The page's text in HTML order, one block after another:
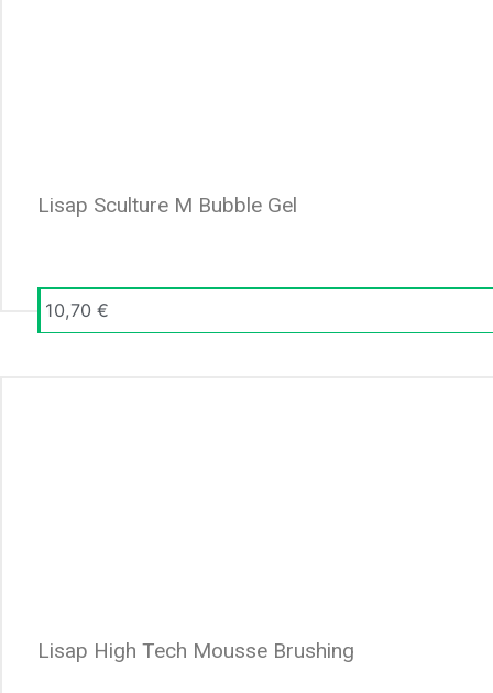
Lisap Sculture M Bubble Gel
10,70 €
Lisap High Tech Mousse Brushing